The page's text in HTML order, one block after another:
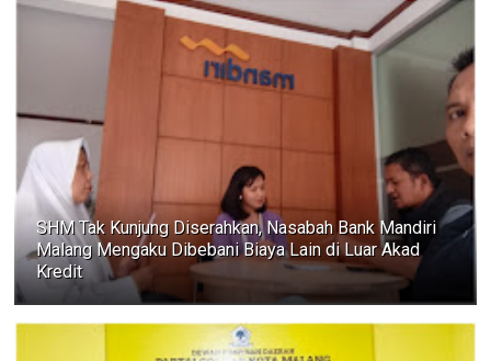
SHM Tak Kunjung Diserahkan, Nasabah Bank Mandiri
Malang Mengaku Dibebani Biaya Lain di Luar Akad
Kredit